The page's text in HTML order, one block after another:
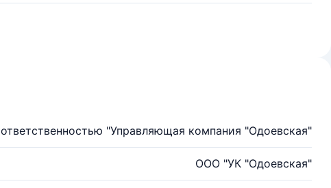
"Управляющая компания "Одоевская"
ООО "УК "Одоевская"